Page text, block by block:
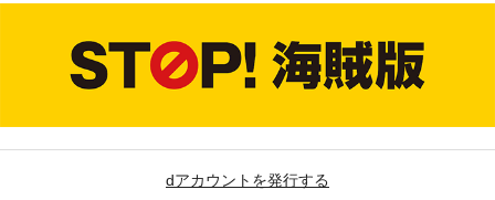
dアカウントを発行する